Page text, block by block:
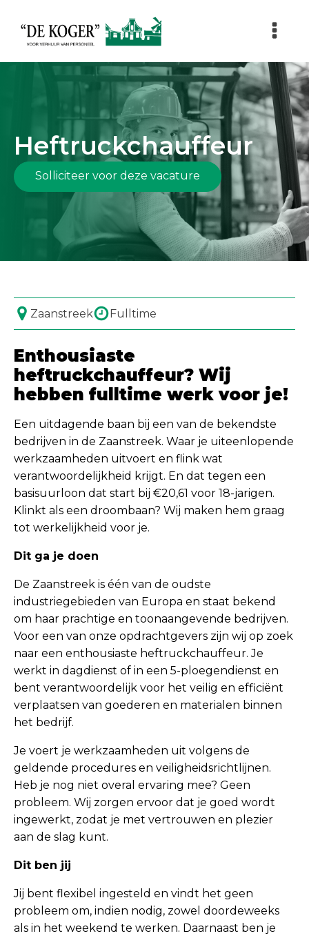
Heftruckchauffeur
Solliciteer voor deze vacature
Zaanstreek Fulltime
Enthousiaste
heftruckchauffeur? Wij
hebben fulltime werk voor je!
Een uitdagende baan bij een van de bekendste
bedrijven in de Zaanstreek. Waar je uiteenlopende
werkzaamheden uitvoert en flink wat
verantwoordelijkheid krijgt. En dat tegen een
basisuurloon dat start bij €20,61 voor 18-jarigen.
Klinkt als een droombaan? Wij maken hem graag
tot werkelijkheid voor je.
Dit ga je doen
De Zaanstreek is één van de oudste
industriegebieden van Europa en staat bekend
om haar prachtige en toonaangevende bedrijven.
Voor een van onze opdrachtgevers zijn wij op zoek
naar een enthousiaste heftruckchauffeur. Je
werkt in dagdienst of in een 5-ploegendienst en
bent verantwoordelijk voor het veilig en efficiënt
verplaatsen van goederen en materialen binnen
het bedrijf.
Je voert je werkzaamheden uit volgens de
geldende procedures en veiligheidsrichtlijnen.
Heb je nog niet overal ervaring mee? Geen
probleem. Wij zorgen ervoor dat je goed wordt
ingewerkt, zodat je met vertrouwen en plezier
aan de slag kunt.
Dit ben jij
Jij bent flexibel ingesteld en vindt het geen
probleem om, indien nodig, zowel doordeweeks
als in het weekend te werken. Daarnaast ben je